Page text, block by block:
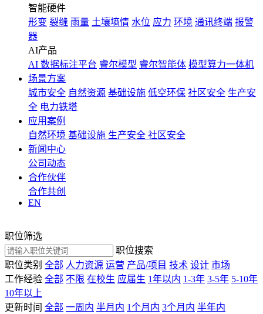
智能硬件
形变 裂缝 雨量 土壤墒情 水位 应力 环境 通讯终端 报警
器
AI产品
AI 数据标注平台 睿尔模型 睿尔智能体 模型算力一体机
场景方案
城市安全 自然资源 基础设施 低空环保 社区安全 生产安
全 电力铁塔
应用案例
自然环境 基础设施 生产安全 社区安全
新闻中心
公司动态
合作伙伴
合作共创
EN
职位筛选
职位搜索
职位类别 全部 人力资源 运营 产品/项目 技术 设计 市场
工作经验 全部 不限 在校生 应届生 1年以内 1-3年 3-5年 5-10年
10年以上
更新时间 全部 一周内 半月内 1个月内 3个月内 半年内